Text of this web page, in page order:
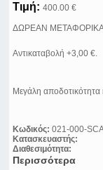
Τιμή: 400.00 €
ΔΩΡΕΑΝ
Αντικαταβολή +3,00 €.
Μεγάλη αποδοτικότητα
Κωδικός: 021-000-
Κατασκευαστής:
Διαθεσιμότητα:
Περισσότερα